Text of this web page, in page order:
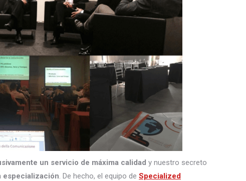
un servicio de máxima calidad y nuestro secreto
especialización . De hecho, el equipo de Specialized